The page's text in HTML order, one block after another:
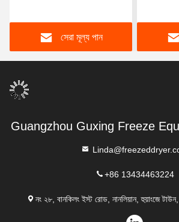
সেরা মূল্য পান
Guangzhou Guxing Freeze
+86 13434463224
নং ২৮, বানকিলং ইস্ট রোড, নানলিয়ান, হুয়াংজে টাউন,